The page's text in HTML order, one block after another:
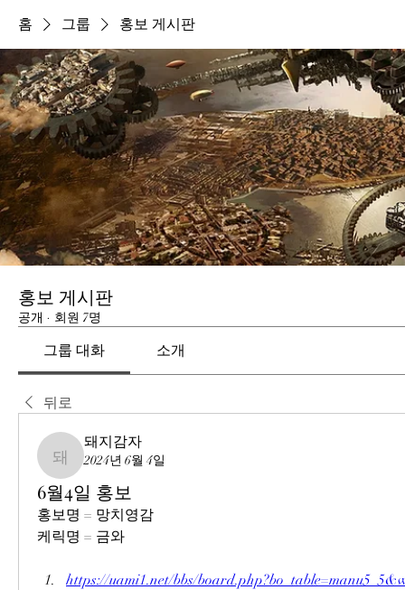
홈 그룹 홍보 게시판
홍보 게시판
공개 · 회원 7명
그룹 대화 소개
뒤로
돼지감자
돼지감자
2024년 6월 4일
6월4일 홍보
홍보명 = 망치영감
케릭명 = 금와
https://uami1.net/bbs/